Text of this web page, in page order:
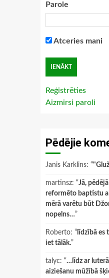
Parole
Atceries mani
Reģistrēties
Aizmirsi paroli
Pēdējie
Janis Karklins: “
martinsz: “Jā,
reformēto baptistu
mērā varētu būt
nopelns…”
Roberto: “ līdzībā es
iet tālāk.”
talyc: “…līdz ar
aiziešanu mūžībā